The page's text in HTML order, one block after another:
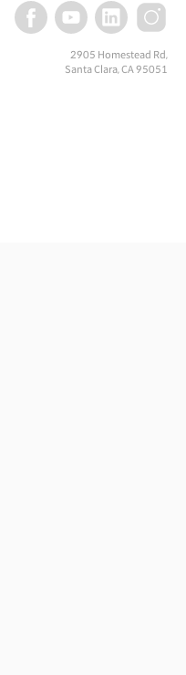
2905 Homestead Rd,
Santa Clara, CA 95051